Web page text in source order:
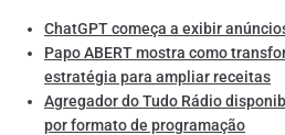
ChatGPT começa a exibir
Papo ABERT mostra como
estratégia para ampliar receitas
Agregador do Tudo Rádio
por formato de programação